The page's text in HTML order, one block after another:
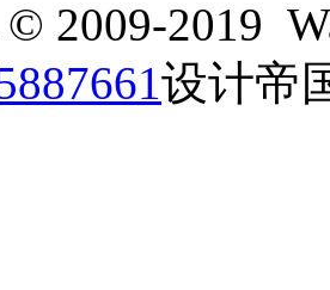
2009-2019
设计帝